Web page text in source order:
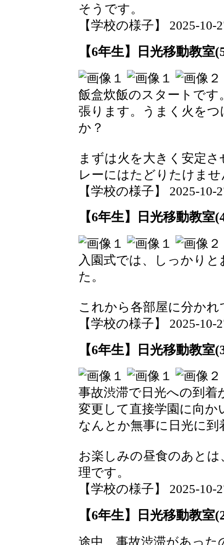
そうです。
【学校の様子】 2025-10-
【6年生】日光移動教室
飯盒炊飯のスタートで
張ります。うまく火を
か？
まずは火を大きく安定
レーにはたどりたけませ
【学校の様子】 2025-10-
【6年生】日光移動教室
入園式では、しっかり
た。
これから各部屋に分か
【学校の様子】 2025-10-
【6年生】日光移動教室
事故渋滞で日光への到着
変更して直接学園に向か
なんとか無事に日光に到
お楽しみの昼食のあと
理です。
【学校の様子】 2025-10-
【6年生】日光移動教室
途中、事故渋滞があっ